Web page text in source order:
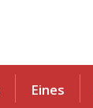
Eines